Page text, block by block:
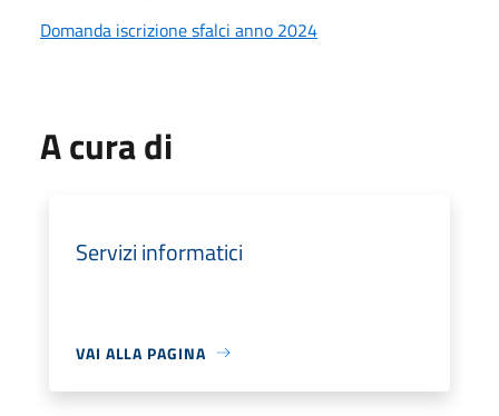
Domanda iscrizione sfalci anno 2024
A cura di
Servizi informatici
VAI ALLA PAGINA